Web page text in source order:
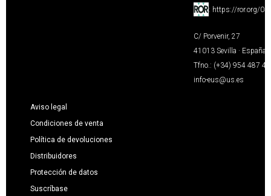
: https://ror.org/
C/ Porvenir, 27
41013 Sevilla · España
Tfno.: (+34) 954 487
info-eus@us.es
Aviso legal
Condiciones de venta
Política de devoluciones
Distribuidores
Protección de datos
Suscríbase